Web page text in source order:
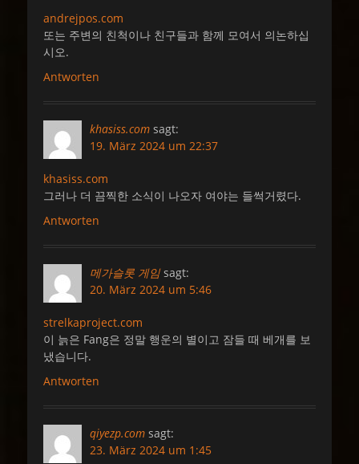
andrejpos.com
또는 주변의 친척이나 친구들과 함께 모여서 의논하십
시오.
Antworten
khasiss.com sagt:
19. März 2024 um 22:37
khasiss.com
그러나 더 끔찍한 소식이 나오자 여야는 들썩거렸다.
Antworten
메가슬롯 게임 sagt:
20. März 2024 um 5:46
strelkaproject.com
이 늙은 Fang은 정말 행운의 별이고 잠들 때 베개를 보
냈습니다.
Antworten
qiyezp.com sagt:
23. März 2024 um 1:45